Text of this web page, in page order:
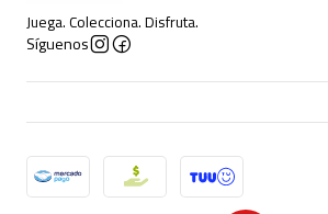
Juega. Colecciona. Disfruta.
Síguenos